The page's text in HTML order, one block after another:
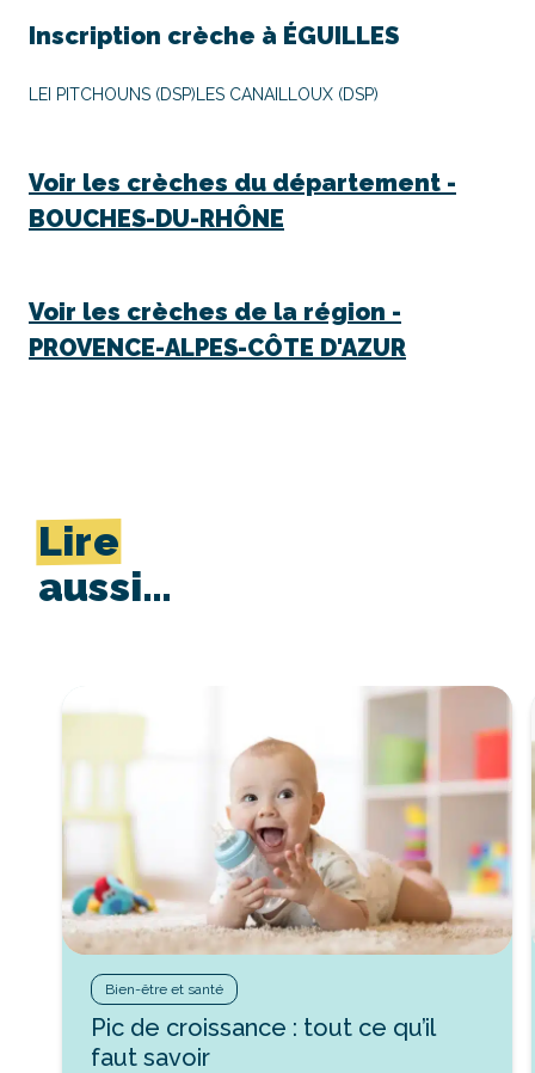
Inscription crèche à ÉGUILLES
LEI PITCHOUNS (DSP) LES CANAILLOUX (DSP)
Voir les crèches du département -
BOUCHES-DU-RHÔNE
Voir les crèches de la région -
PROVENCE-ALPES-CÔTE D'AZUR
Lire
aussi…
Bien-être et santé
Pic de croissance : tout ce qu’il
faut savoir